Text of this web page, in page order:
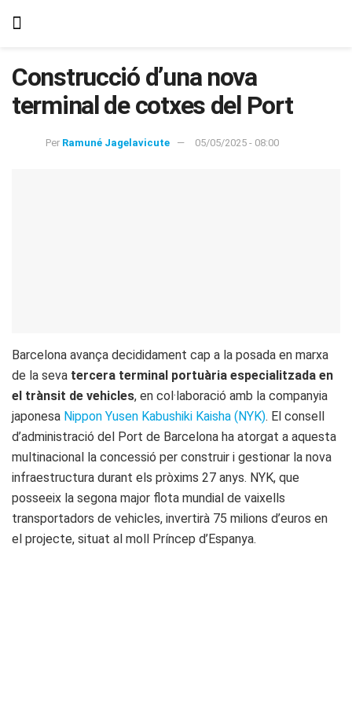
Construcció d’una nova
terminal de cotxes del Port
Per Ramuné Jagelavicute 05/05/2025 - 08:00
Barcelona avança decididament cap a la posada en marxa
de la seva tercera terminal portuària especialitzada en
el trànsit de vehicles, en col·laboració amb la companyia
japonesa Nippon Yusen Kabushiki Kaisha (NYK). El consell
d’administració del Port de Barcelona ha atorgat a aquesta
multinacional la concessió per construir i gestionar la nova
infraestructura durant els pròxims 27 anys. NYK, que
posseeix la segona major flota mundial de vaixells
transportadors de vehicles, invertirà 75 milions d’euros en
el projecte, situat al moll Príncep d’Espanya.